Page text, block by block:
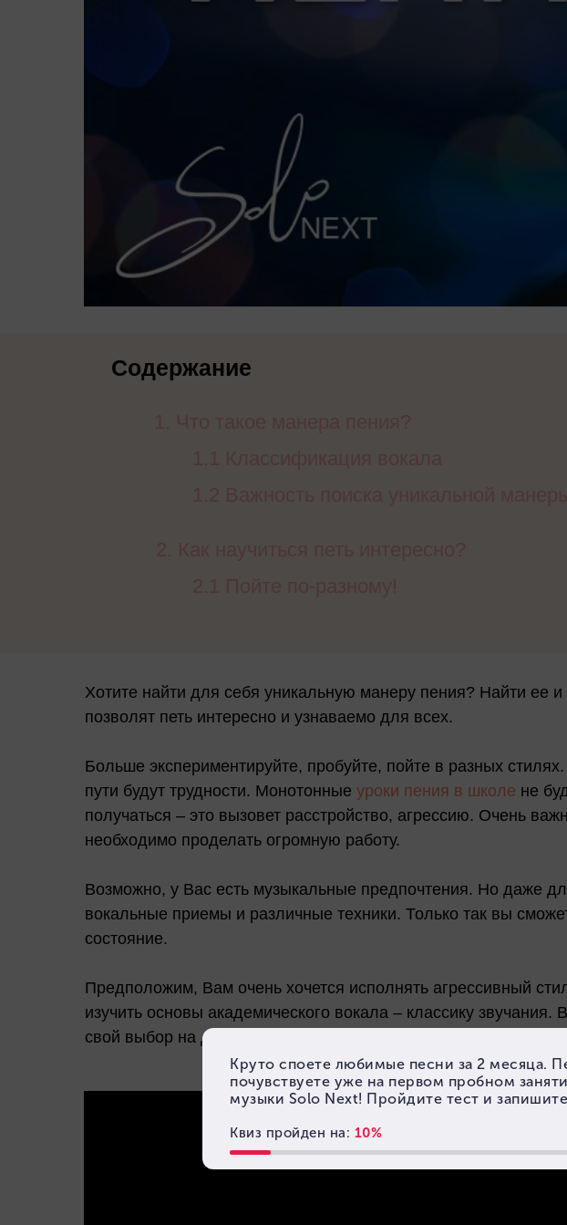
Содержание
Хотите найти для себя уникальную манеру пения? Найти ее
позволят петь интересно и узнаваемо для всех.
Больше экспериментируйте, пробуйте, пойте в разных
пути будут трудности. Монотонные уроки пения в школе не
получаться – это вызовет расстройство, агрессию. Очень
необходимо проделать огромную работу.
Возможно, у Вас есть музыкальные предпочтения. Но даже
вокальные приемы и различные техники. Только так вы
состояние.
Предположим, Вам очень хочется исполнять агрессивный
изучить основы академического вокала – классику
свой выбор на другом виде исполнения, который будет